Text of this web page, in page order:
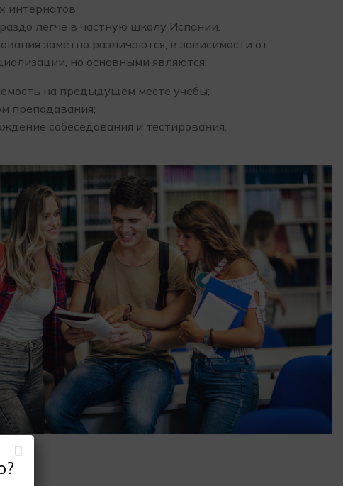
интернатов.
легче в частную школу Испании.
заметно различаются, в зависимости от
но основными являются:
на предыдущем месте учебы;
преподавания;
собеседования и тестирования.